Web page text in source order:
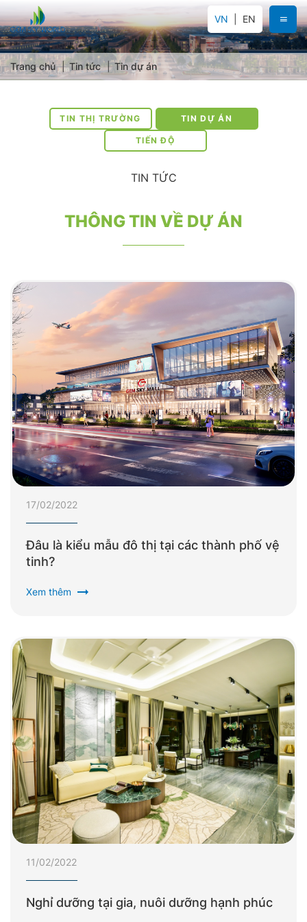
VN EN
Trang chủ Tin tức Tin dự án
TIN THỊ TRƯỜNG TIN DỰ ÁN
TIẾN ĐỘ
TIN TỨC
THÔNG TIN VỀ DỰ ÁN
17/02/2022
Đâu là kiểu mẫu đô thị tại các thành phố vệ
tinh?
Xem thêm arrow_right_alt
11/02/2022
Nghỉ dưỡng tại gia, nuôi dưỡng hạnh phúc